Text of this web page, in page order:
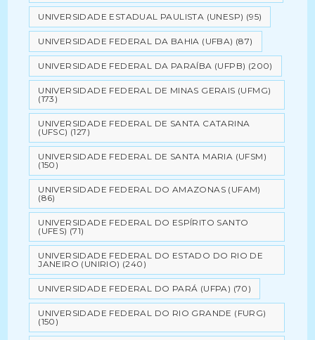
UNIVERSIDADE ESTADUAL PAULISTA (UNESP) (95)
UNIVERSIDADE FEDERAL DA BAHIA (UFBA) (87)
UNIVERSIDADE FEDERAL DA PARAÍBA (UFPB) (200)
UNIVERSIDADE FEDERAL DE MINAS GERAIS (UFMG)
(173)
UNIVERSIDADE FEDERAL DE SANTA CATARINA
(UFSC) (127)
UNIVERSIDADE FEDERAL DE SANTA MARIA (UFSM)
(150)
UNIVERSIDADE FEDERAL DO AMAZONAS (UFAM)
(86)
UNIVERSIDADE FEDERAL DO ESPÍRITO SANTO
(UFES) (71)
UNIVERSIDADE FEDERAL DO ESTADO DO RIO DE
JANEIRO (UNIRIO) (240)
UNIVERSIDADE FEDERAL DO PARÁ (UFPA) (70)
UNIVERSIDADE FEDERAL DO RIO GRANDE (FURG)
(150)